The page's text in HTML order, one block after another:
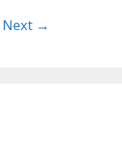
Next →